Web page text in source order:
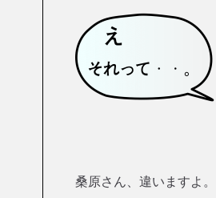
桑原さん、違いますよ